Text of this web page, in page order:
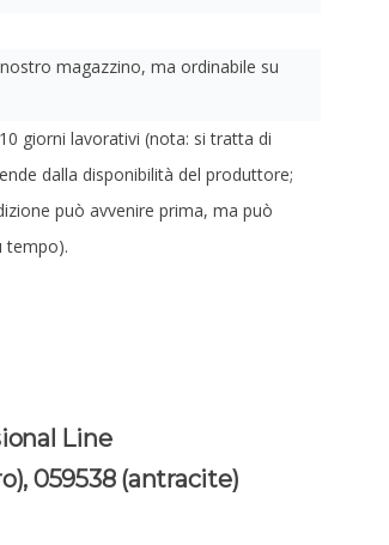
magazzino, ma ordinabile su
giorni lavorativi (nota: si tratta di
dalla disponibilità del produttore;
può avvenire prima, ma può
tempo).
Line
059538 (antracite)